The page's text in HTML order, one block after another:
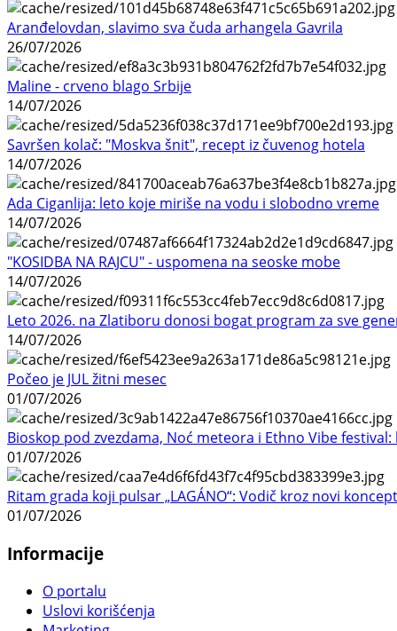
Aranđelovdan, slavimo sva čuda arhangela Gavrila
26/07/2026
Maline - crveno blago Srbije
14/07/2026
Savršen kolač: "Moskva šnit", recept iz čuvenog hotela
14/07/2026
Ada Ciganlija: leto koje miriše na vodu i slobodno vreme
14/07/2026
"KOSIDBA NA RAJCU" - uspomena na seoske mobe
14/07/2026
Leto 2026. na Zlatiboru donosi bogat program za sve
14/07/2026
Počeo je JUL žitni mesec
01/07/2026
Bioskop pod zvezdama, Noć meteora i Ethno Vibe
01/07/2026
Ritam grada koji pulsar „LAGÁNO“: Vodič kroz novi
01/07/2026
Informacije
O portalu
Uslovi korišćenja